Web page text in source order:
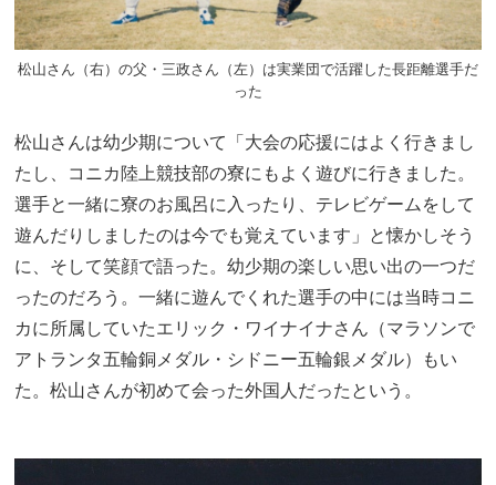
松山さん（右）の父・三政さん（左）は実業団で活躍した長距離選手だ
った
松山さんは幼少期について「大会の応援にはよく行きまし
たし、コニカ陸上競技部の寮にもよく遊びに行きました。
選手と一緒に寮のお風呂に入ったり、テレビゲームをして
遊んだりしましたのは今でも覚えています」と懐かしそう
に、そして笑顔で語った。幼少期の楽しい思い出の一つだ
ったのだろう。一緒に遊んでくれた選手の中には当時コニ
カに所属していたエリック・ワイナイナさん（マラソンで
アトランタ五輪銅メダル・シドニー五輪銀メダル）もい
た。松山さんが初めて会った外国人だったという。